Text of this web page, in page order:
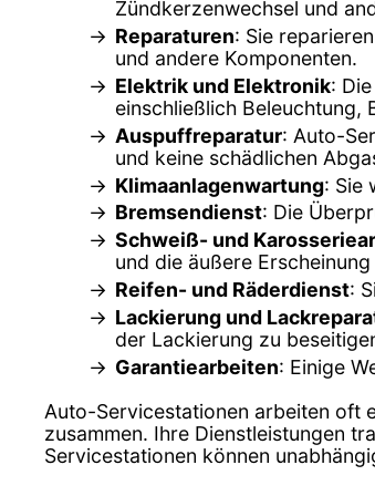
Zündkerzenwechsel und
Reparaturen: Sie
und andere Komponenten.
Elektrik und Elektronik:
einschließlich Beleuchtung,
Auspuffreparatur: Auto-
und keine schädlichen
Klimaanlagenwartung: Sie
Bremsendienst: Die
Schweiß- und
und die äußere
Reifen- und Räderdienst:
Lackierung und
der Lackierung zu
Garantiearbeiten: Einige
Auto-Servicestationen arbeiten oft
zusammen. Ihre Dienstleistungen
Servicestationen können